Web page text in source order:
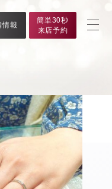
情報
簡単30秒
来店予約